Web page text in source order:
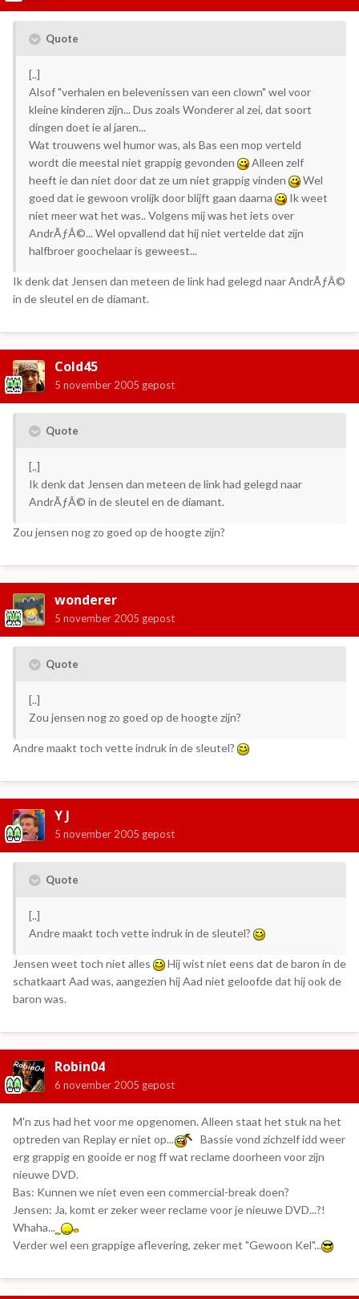
Quote
[..]
Alsof "verhalen en belevenissen van een clown" wel voor
kleine kinderen zijn... Dus zoals Wonderer al zei, dat soort
dingen doet ie al jaren...
Wat trouwens wel humor was, als Bas een mop verteld
wordt die meestal niet grappig gevonden
Alleen zelf
heeft ie dan niet door dat ze um niet grappig vinden
Wel
goed dat ie gewoon vrolijk door blijft gaan daarna
Ik weet
niet meer wat het was.. Volgens mij was het iets over
AndrÃƒÂ©... Wel opvallend dat hij niet vertelde dat zijn
halfbroer goochelaar is geweest...
Ik denk dat Jensen dan meteen de link had gelegd naar AndrÃƒÂ©
in de sleutel en de diamant.
Cold45
5 november 2005 gepost
Quote
[..]
Ik denk dat Jensen dan meteen de link had gelegd naar
AndrÃƒÂ© in de sleutel en de diamant.
Zou jensen nog zo goed op de hoogte zijn?
wonderer
5 november 2005 gepost
Quote
[..]
Zou jensen nog zo goed op de hoogte zijn?
Andre maakt toch vette indruk in de sleutel?
Y J
5 november 2005 gepost
Quote
[..]
Andre maakt toch vette indruk in de sleutel?
Jensen weet toch niet alles
Hij wist niet eens dat de baron in de
schatkaart Aad was, aangezien hij Aad niet geloofde dat hij ook de
baron was.
Robin04
6 november 2005 gepost
M'n zus had het voor me opgenomen. Alleen staat het stuk na het
optreden van Replay er niet op...
Bassie vond zichzelf idd weer
erg grappig en gooide er nog ff wat reclame doorheen voor zijn
nieuwe DVD.
Bas: Kunnen we niet even een commercial-break doen?
Jensen: Ja, komt er zeker weer reclame voor je nieuwe DVD...?!
Whaha...
Verder wel een grappige aflevering, zeker met "Gewoon Kel"...